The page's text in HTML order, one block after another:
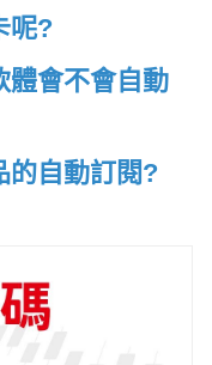
呢?
體會不會自動
的自動訂閱?